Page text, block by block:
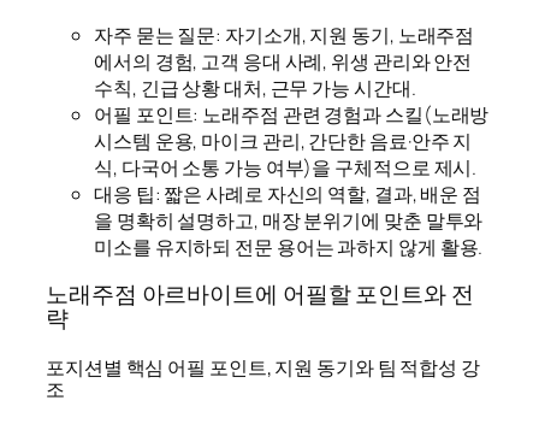
자주 묻는 질문: 자기소개, 지원 동기, 노래주점
에서의 경험, 고객 응대 사례, 위생 관리와 안전
수칙, 긴급 상황 대처, 근무 가능 시간대.
어필 포인트: 노래주점 관련 경험과 스킬(노래방
시스템 운용, 마이크 관리, 간단한 음료·안주 지
식, 다국어 소통 가능 여부)을 구체적으로 제시.
대응 팁: 짧은 사례로 자신의 역할, 결과, 배운 점
을 명확히 설명하고, 매장 분위기에 맞춘 말투와
미소를 유지하되 전문 용어는 과하지 않게 활용.
노래주점 아르바이트에 어필할 포인트와 전
략
포지션별 핵심 어필 포인트, 지원 동기와 팀 적합성 강
조